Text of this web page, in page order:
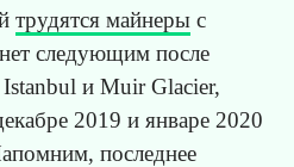
трудятся майнеры с
следующим после
и Muir Glacier,
2019 и январе 2020
последнее